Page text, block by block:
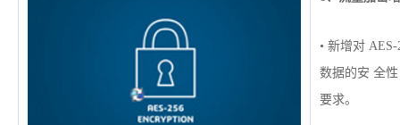
• 新增对
数据的安 全
要求。